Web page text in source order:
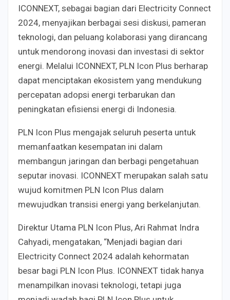
ICONNEXT, sebagai bagian dari Electricity Connect
2024, menyajikan berbagai sesi diskusi, pameran
teknologi, dan peluang kolaborasi yang dirancang
untuk mendorong inovasi dan investasi di sektor
energi. Melalui ICONNEXT, PLN Icon Plus berharap
dapat menciptakan ekosistem yang mendukung
percepatan adopsi energi terbarukan dan
peningkatan efisiensi energi di Indonesia.
PLN Icon Plus mengajak seluruh peserta untuk
memanfaatkan kesempatan ini dalam
membangun jaringan dan berbagi pengetahuan
seputar inovasi. ICONNEXT merupakan salah satu
wujud komitmen PLN Icon Plus dalam
mewujudkan transisi energi yang berkelanjutan.
Direktur Utama PLN Icon Plus, Ari Rahmat Indra
Cahyadi, mengatakan, “Menjadi bagian dari
Electricity Connect 2024 adalah kehormatan
besar bagi PLN Icon Plus. ICONNEXT tidak hanya
menampilkan inovasi teknologi, tetapi juga